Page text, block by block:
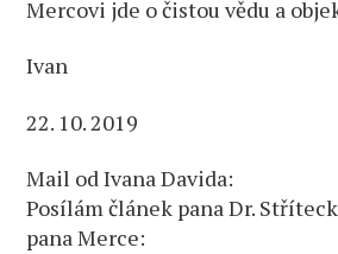
Mercovi jde o čistou vědu a
Ivan
22. 10. 2019
Mail od Ivana Davida:
Posílám článek pana Dr.
pana Merce: